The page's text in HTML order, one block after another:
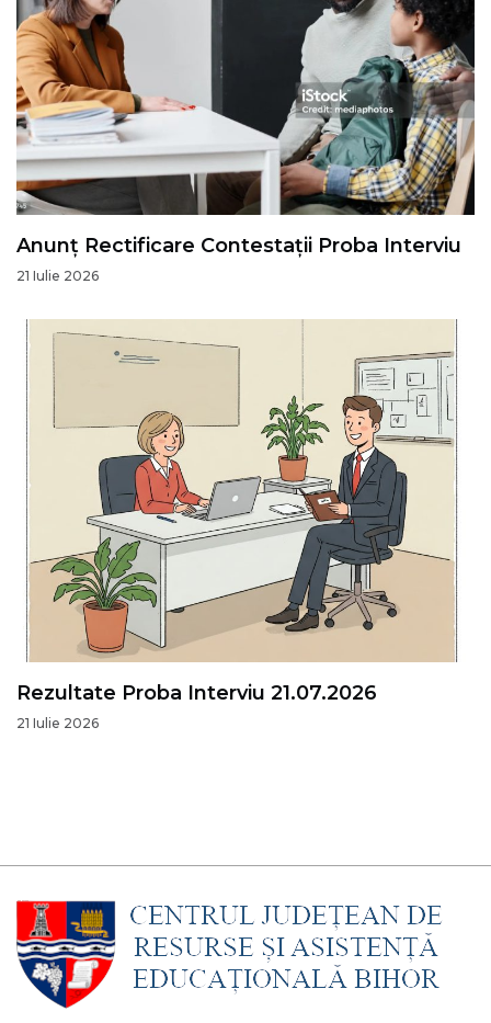
Anunț Rectificare Contestații Proba Interviu
21 Iulie 2026
Rezultate Proba Interviu 21.07.2026
21 Iulie 2026